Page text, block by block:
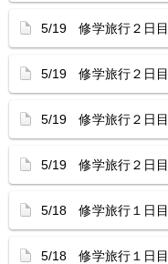
5/19 修学旅行２日目
5/19 修学旅行２日目
5/19 修学旅行２日
5/19 修学旅行２日
5/18 修学旅行１日
5/18 修学旅行１日